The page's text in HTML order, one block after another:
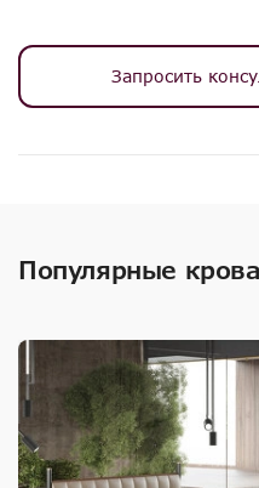
Запросить
Популярные